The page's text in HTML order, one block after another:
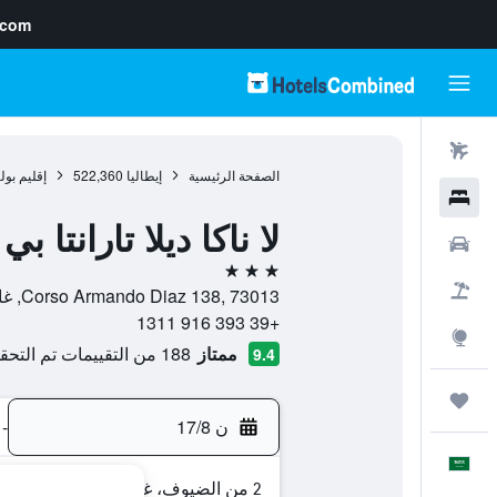
الصفحة الرئيسية إيطاليا 522,360 إقليم
لا ناكا ديلا تارانتا
3 نجوم
Corso Armando Diaz 138, 73013, غالاتينا, مقاطعة ليتشي, إيطاليا
+39 393 916 1311
9.4 ممتاز 188 من التقييمات تم التحقق منها
ن 17/8 -
2 من الضيوف، غرفة واحدة